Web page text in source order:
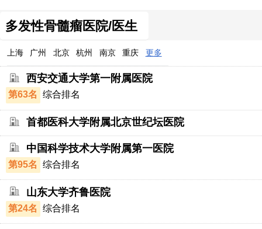
多发性骨髓瘤医院/医生
上海 广州 北京 杭州 南京 重庆 更多
西安交通大学第一附属医院
第63名 综合排名
首都医科大学附属北京世纪坛医院
中国科学技术大学附属第一医院
第95名 综合排名
山东大学齐鲁医院
第24名 综合排名